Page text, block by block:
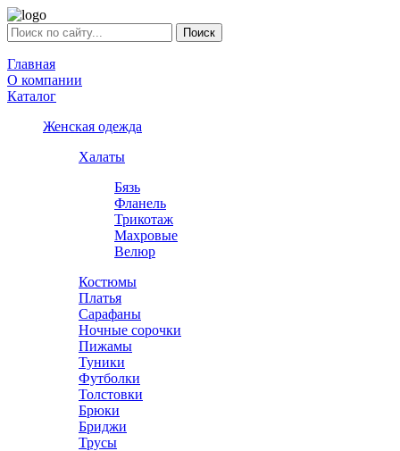
Главная
О компании
Каталог
Женская одежда
Халаты
Бязь
Фланель
Трикотаж
Махровые
Велюр
Костюмы
Платья
Сарафаны
Ночные сорочки
Пижамы
Туники
Футболки
Толстовки
Брюки
Бриджи
Трусы